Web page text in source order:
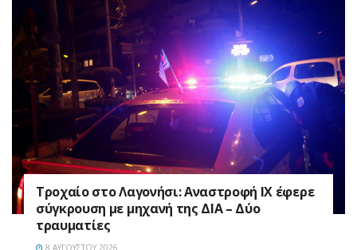
Τροχαίο στο Λαγονήσι: Αναστροφή ΙΧ έφερε
σύγκρουση με μηχανή της ΔΙΑ – Δύο
τραυματίες